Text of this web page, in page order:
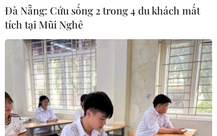
TIN CÙNG CHUYÊN MỤC
Australia điều tra vụ hai máy bay suýt
Đà Nẵng: Cứu sống 2 trong 4 du khách mất
tích tại Mũi Nghê